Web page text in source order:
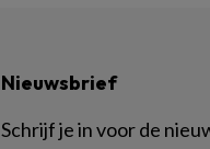
Nieuwsbrief
Schrijf je in voor de